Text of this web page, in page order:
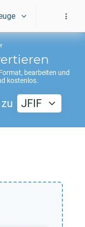
bearbeiten und
kostenlos.
zu JFIF